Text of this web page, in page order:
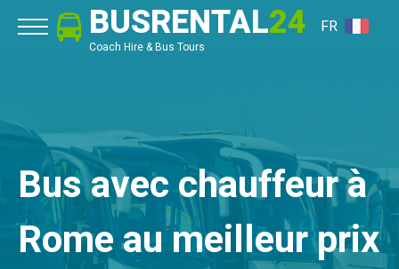
BUSRENTAL24
Coach Hire & Bus Tours
FR
Bus avec chauffeur à
Rome au meilleur prix